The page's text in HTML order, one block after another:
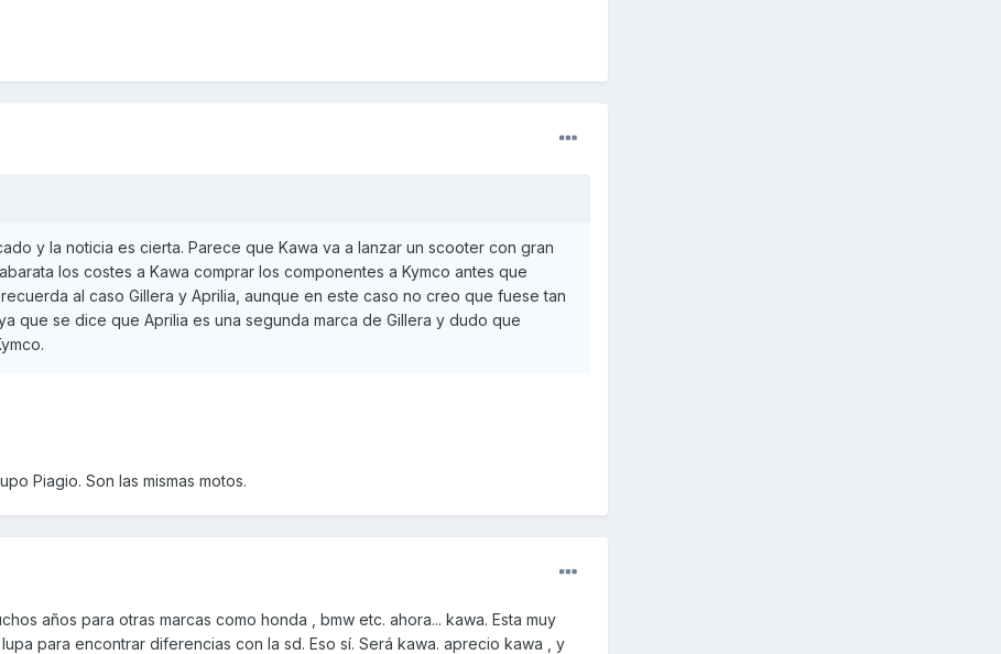
y la noticia es cierta. Parece que Kawa va a lanzar un scooter con gran
los costes a Kawa comprar los componentes a Kymco antes que
al caso Gillera y Aprilia, aunque en este caso no creo que fuese tan
que se dice que Aprilia es una segunda marca de Gillera y dudo que
Piagio. Son las mismas motos.
años para otras marcas como honda , bmw etc. ahora... kawa. Esta muy
para encontrar diferencias con la sd. Eso sí. Será kawa. aprecio kawa , y